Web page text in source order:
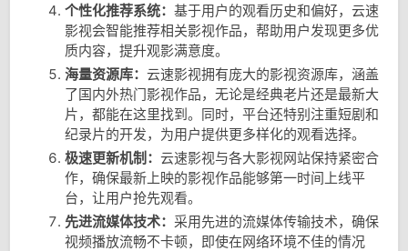
个性化推荐系统： 基于用户的观看历史和偏好，云速
影视会智能推荐相关影视作品，帮助用户发现更多优
质内容，提升观影满意度。
海量资源库： 云速影视拥有庞大的影视资源库，涵盖
了国内外热门影视作品，无论是经典老片还是最新大
片，都能在这里找到。同时，平台还特别注重短剧和
纪录片的开发，为用户提供更多样化的观看选择。
极速更新机制： 云速影视与各大影视网站保持紧密合
作，确保最新上映的影视作品能够第一时间上线平
台，让用户抢先观看。
先进流媒体技术： 采用先进的流媒体传输技术，确保
视频播放流畅不卡顿，即使在网络环境不佳的情况